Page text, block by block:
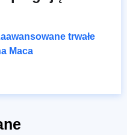
trwałe
Maca